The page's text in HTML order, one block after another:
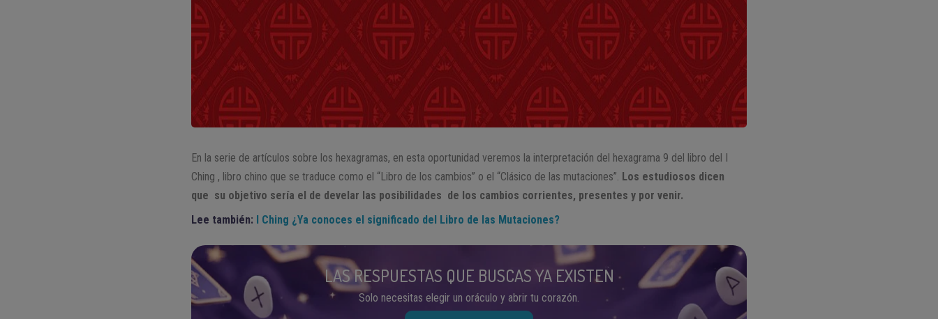
En la serie de artículos sobre los hexagramas, en esta oportunidad veremos la interpretación del hexagrama 9 del libro del I
Ching , libro chino que se traduce como el “Libro de los cambios” o el “Clásico de las mutaciones”. Los estudiosos dicen
que su objetivo sería el de develar las posibilidades de los cambios corrientes, presentes y por venir.
Lee también:
I Ching ¿Ya conoces el significado del Libro de las Mutaciones?
LAS RESPUESTAS QUE BUSCAS YA EXISTEN
Solo necesitas elegir un oráculo y abrir tu corazón.